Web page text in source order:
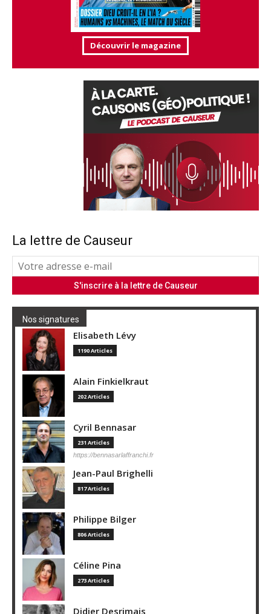
Découvrir le magazine
La lettre de Causeur
Nos signatures
Elisabeth Lévy
1190 Articles
Alain Finkielkraut
202 Articles
Cyril Bennasar
231 Articles
https://bennasarlaffranchi.fr
Jean-Paul Brighelli
817 Articles
Philippe Bilger
806 Articles
Céline Pina
273 Articles
Didier Desrimais